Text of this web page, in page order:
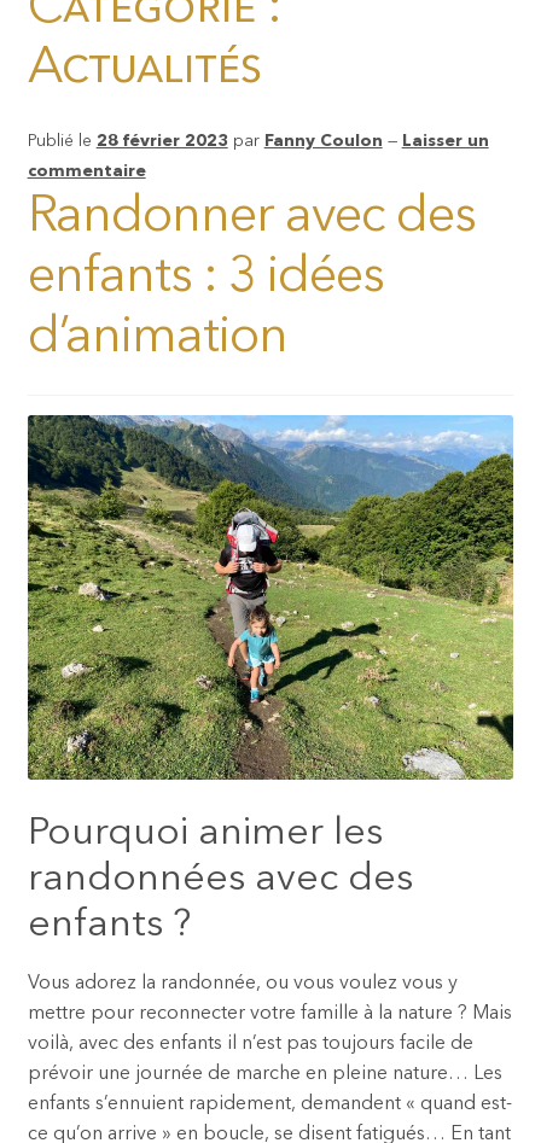
Actualités
Publié le 28 février 2023 par Fanny Coulon — Laisser un
commentaire
Randonner avec des
enfants : 3 idées
d’animation
Pourquoi animer les
randonnées avec des
enfants ?
Vous adorez la randonnée, ou vous voulez vous y
mettre pour reconnecter votre famille à la nature ? Mais
voilà, avec des enfants il n’est pas toujours facile de
prévoir une journée de marche en pleine nature… Les
enfants s’ennuient rapidement, demandent « quand est-
ce qu’on arrive » en boucle, se disent fatigués… En tant